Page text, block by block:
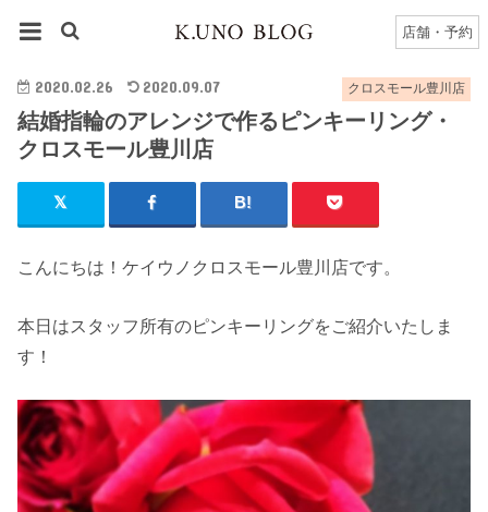
店舗・予約
結婚指輪のアレンジで作るピンキーリング・クロスモール豊川店
クロスモール豊川店
2020.02.26 2020.09.07
結婚指輪のアレンジで作るピンキーリング・
クロスモール豊川店
こんにちは！ケイウノクロスモール豊川店です。
本日はスタッフ所有のピンキーリングをご紹介いたしま
す！